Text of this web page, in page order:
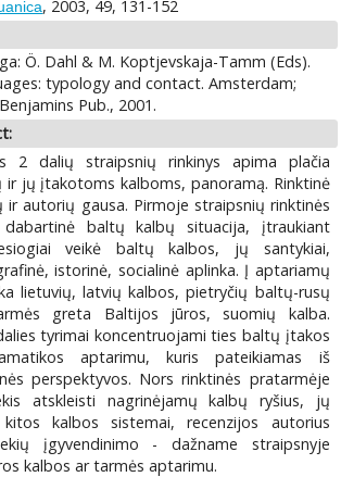
, 2003, 49, 131-152
Ö. Dahl & M. Koptjevskaja-Tamm (Eds).
typology and contact. Amsterdam;
Pub., 2001.
2 dalių straipsnių rinkinys apima plačia
jų įtakotoms kalboms, panoramą. Rinktinė
ir autorių gausa. Pirmoje straipsnių rinktinės
baltų kalbų situacija, įtraukiant
veikė baltų kalbos, jų santykiai,
istorinė, socialinė aplinka. Į aptariamų
lietuvių, latvių kalbos, pietryčių baltų-rusų
greta Baltijos jūros, suomių kalba.
tyrimai koncentruojami ties baltų įtakos
aptarimu, kuris pateikiamas iš
perspektyvos. Nors rinktinės pratarmėje
atskleisti nagrinėjamų kalbų ryšius, jų
kalbos sistemai, recenzijos autorius
įgyvendinimo - dažname straipsnyje
kalbos ar tarmės aptarimu.